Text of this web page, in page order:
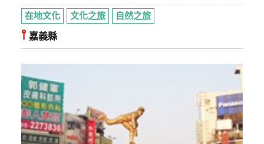
在地文化 文化之旅 自然之旅
⫯ 嘉義縣